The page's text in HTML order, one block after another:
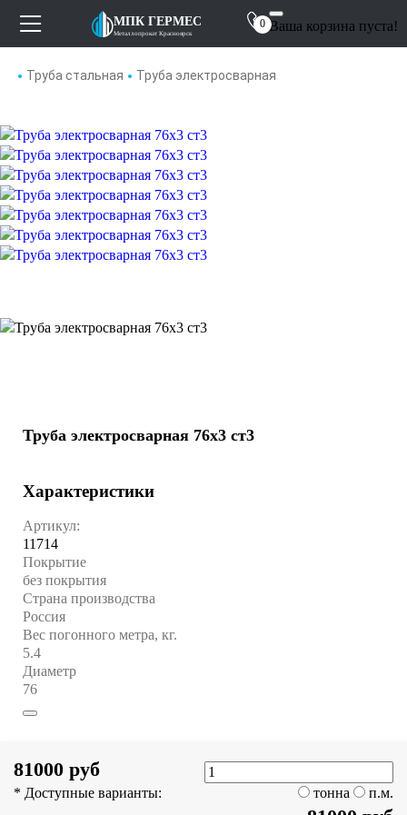
Отзывы
О компании
МПК ГЕРМЕС
Металлопрокат Красноярск
0 Ваша корзина пуста!
Труба стальная Труба электросварная
Труба электросварная 76х3 ст3
Характеристики
Артикул:
11714
Покрытие
без покрытия
Страна производства
Россия
Вес погонного метра, кг.
5.4
Диаметр
76
81000 руб
* Доступные варианты: тонна п.м.